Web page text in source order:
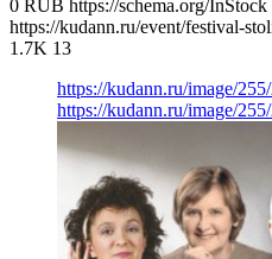
0 RUB https://schema.org/InStock
https://kudann.ru/event/festival-
1.7K 13
https://kudann.ru/image/
https://kudann.ru/image/